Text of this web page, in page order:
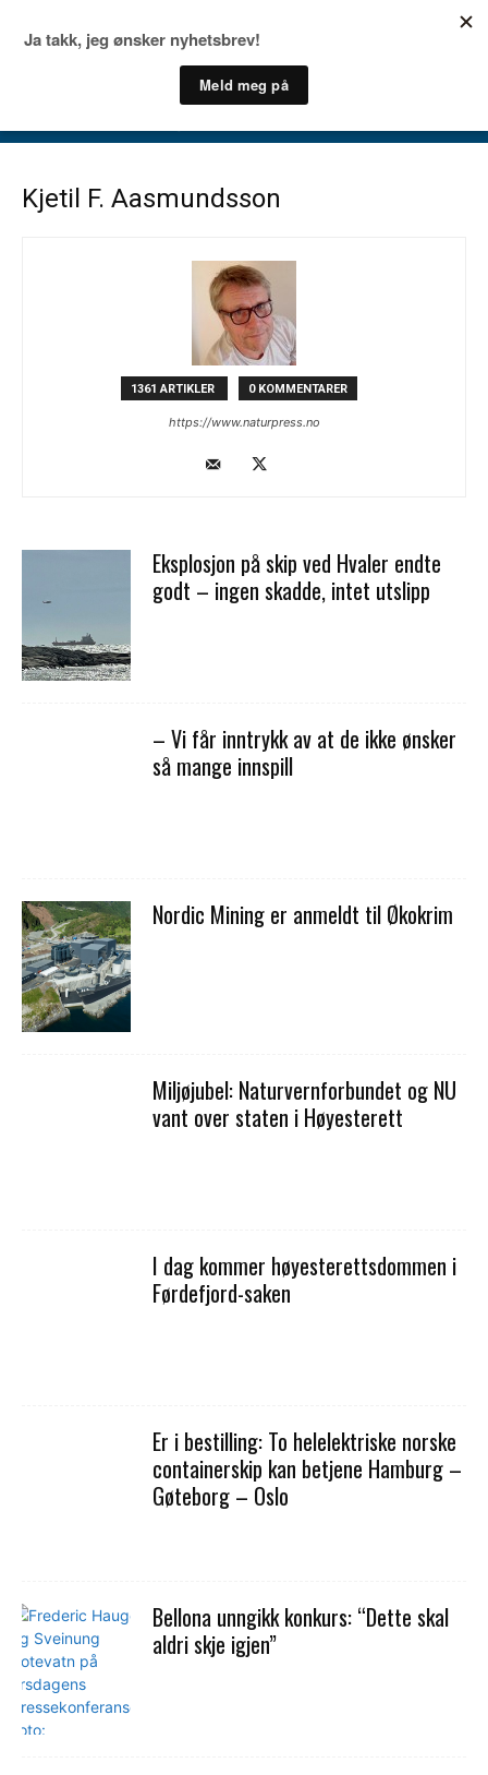
Kjetil F. Aasmundsson
1361 ARTIKLER 0 KOMMENTARER
https://www.naturpress.no
Eksplosjon på skip ved Hvaler endte
godt – ingen skadde, intet utslipp
– Vi får inntrykk av at de ikke ønsker
så mange innspill
Nordic Mining er anmeldt til Økokrim
Miljøjubel: Naturvernforbundet og NU
vant over staten i Høyesterett
I dag kommer høyesterettsdommen i
Førdefjord-saken
Er i bestilling: To helelektriske norske
containerskip kan betjene Hamburg –
Gøteborg – Oslo
Bellona unngikk konkurs: “Dette skal
aldri skje igjen”